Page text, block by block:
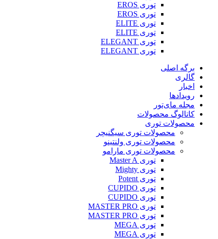
توری EROS
توری EROS
توری ELITE
توری ELITE
توری ELEGANT
توری ELEGANT
برگه اصلی
گالری
اخبار
رویدادها
مجله مای‌تور
کاتالوگ محصولات
محصولات توری
محصولات توری سیگنیچر
محصولات توری ولنتینو
محصولات توری مارامو
توری Master A
توری Mighty
توری Potent
توری CUPIDO
توری CUPIDO
توری MASTER PRO
توری MASTER PRO
توری MEGA
توری MEGA